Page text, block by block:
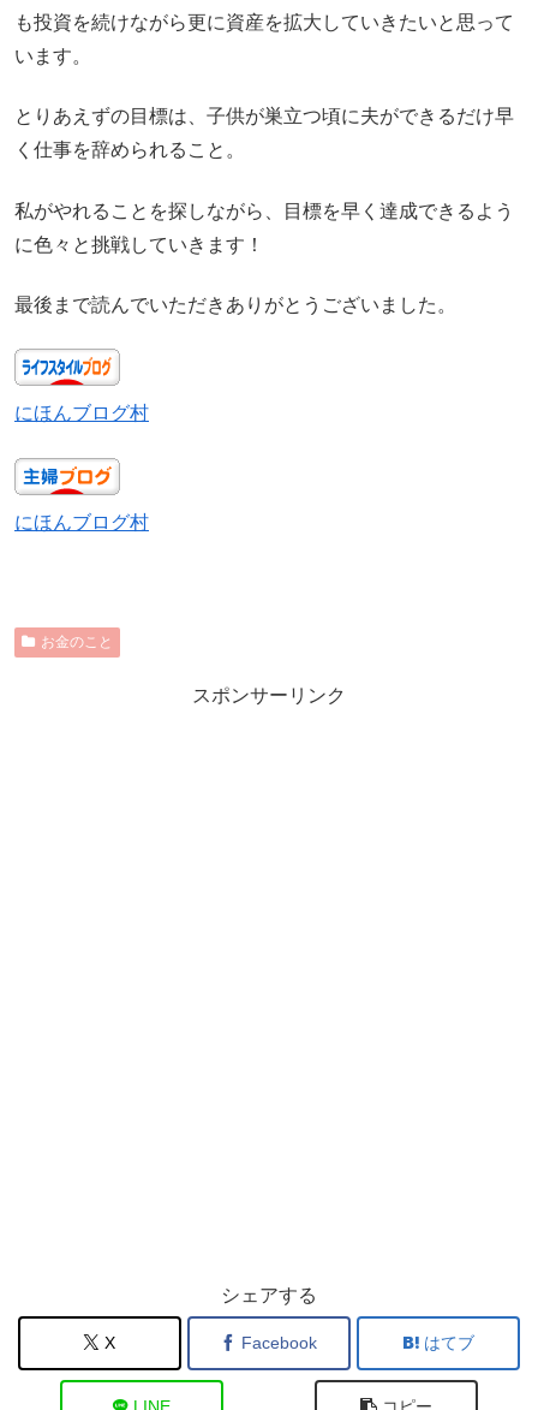
も投資を続けながら更に資産を拡大していきたいと思って
います。
とりあえずの目標は、子供が巣立つ頃に夫ができるだけ早
く仕事を辞められること。
私がやれることを探しながら、目標を早く達成できるよう
に色々と挑戦していきます！
最後まで読んでいただきありがとうございました。
にほんブログ村
にほんブログ村
お金のこと
スポンサーリンク
シェアする
X Facebook はてブ
LINE コピー